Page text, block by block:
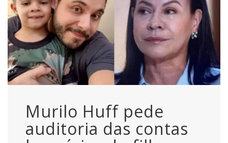
Murilo Huff pede
auditoria das contas